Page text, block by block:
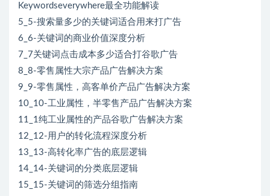
Keywordseverywhere最全功能解读
5_5-搜索量多少的关键词适合用来打广告
6_6-关键词的商业价值深度分析
7_7关键词点击成本多少适合打谷歌广告
8_8-零售属性大宗产品广告解决方案
9_9-零售属性，高客单价产品广告解决方案
10_10-工业属性，半零售产品广告解决方案
11_1纯工业属性的产品谷歌广告解决方案
12_12-用户的转化流程深度分析
13_13-高转化率广告的底层逻辑
14_14-关键词的分类底层逻辑
15_15-关键词的筛选分组指南